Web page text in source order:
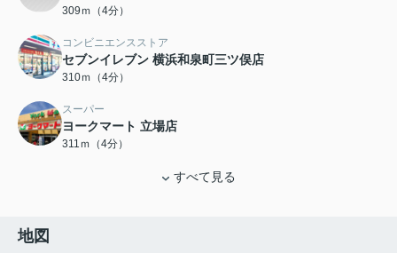
309ｍ（4分）
コンビニエンスストア
セブンイレブン 横浜和泉町三ツ俣店
310ｍ（4分）
スーパー
ヨークマート 立場店
311ｍ（4分）
すべて見る
地図